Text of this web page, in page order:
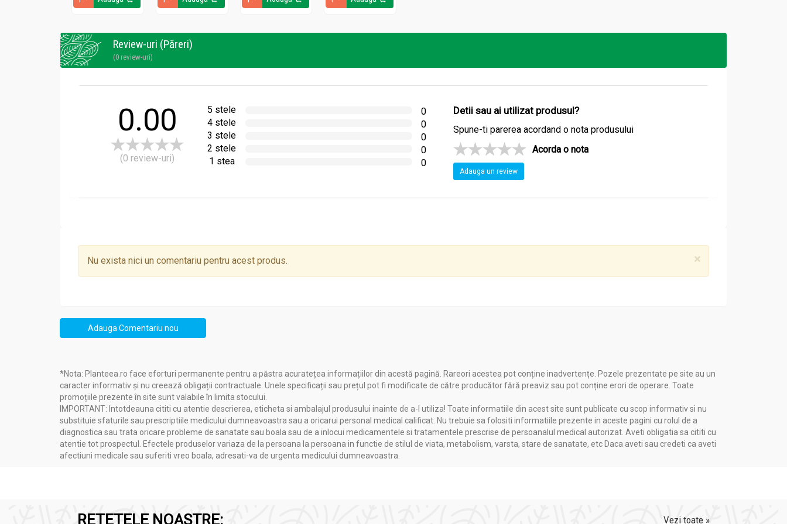
Compozitie
INCI:
Aqua, Sodium Laureth Sulfate (SLES), Sodium Chloride, Cocamide DEA, Cocamidopropyl Betaine, Guar Hydroxypropyltrimonium Chloride, Propolis Extract*
(oil with cumin) Mel* (organic honey), Saponaria Officinalis Root extract* (organic extract, soapwort), Cera Alba* (organic beeswax), panthenol (prowit. B5),
niacinamide (wit.PP), Citric Acid, Parfum, Methylchloroisothiazolinone, Methylisothiazolinone, CI 15985, CI 19140, CI 42090, CI 14720
(*) ingrediente organice
Materiile prime vegetale provin din zonele curate ale Siberiei si din regiunea Baikal.
Stimulează creșterea părului
Regenerează și redă vitalitatea părului
Hidratează părul și previne evaporarea umidității
Oferă părului vitamine și substanțe nutritive
Reduce fragilitatea părului
Redă elasticitatea, moliciunea și strălucirea naturală
Protejează părul împotriva factorilor de mediu dăunători
Curăță delicat fără a irita sau perturba echilibrul natural al părului și scalpului
Tipuri de păr
: normal, gras, uscat, mixt, fragil
Review-uri (Păreri)
(0 review-uri)
0.00
(0 review-uri)
5 stele
0
4 stele
0
3 stele
0
2 stele
0
1 stea
0
Detii sau ai utilizat produsul?
Spune-ti parerea acordand o nota produsului
Acorda o nota
Adauga un review
×
Nu exista nici un comentariu pentru acest produs.
Adauga Comentariu nou
*Nota: Planteea.ro face eforturi permanente pentru a păstra acuratețea informațiilor din acestă pagină. Rareori acestea pot conține inadvertențe. Pozele prezentate pe site au un
caracter informativ și nu creează obligații contractuale. Unele specificații sau prețul pot fi modificate de către producător fără preaviz sau pot conține erori de operare. Toate
promoțiile prezente în site sunt valabile în limita stocului.
IMPORTANT: Intotdeauna cititi cu atentie descrierea, eticheta si ambalajul produsului inainte de a-l utiliza! Toate informatiile din acest site sunt publicate cu scop informativ si nu
substituie sfaturile sau prescriptiile medicului dumneavoastra sau a oricarui personal medical calificat. Nu trebuie sa folositi informatiile prezente in aceste pagini cu rolul de a
diagnostica sau trata oricare probleme de sanatate sau boala sau de a inlocui medicamentele si tratamentele prescrise de persoanalul medical autorizat. Aveti obligatia sa cititi cu
atentie tot prospectul. Efectele produselor variaza de la persoana la persoana in functie de stilul de viata, metabolism, varsta, stare de sanatate, etc Daca aveti sau credeti ca aveti
afectiuni medicale sau suferiti vreo boala, adresati-va de urgenta medicului dumneavoastra.
RETETELE NOASTRE: Vezi toate »